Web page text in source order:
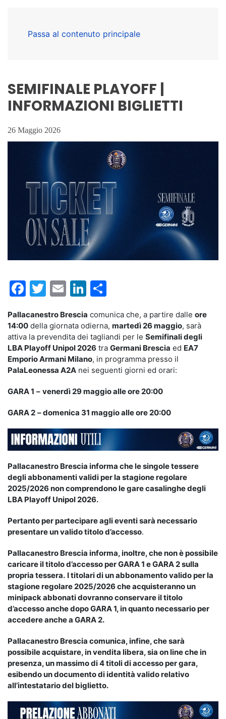
Passa al contenuto principale
SEMIFINALE PLAYOFF |
INFORMAZIONI BIGLIETTI
26 Maggio 2026
Facebook
Twitter
EmailLinkedIn
Pallacanestro Brescia comunica che, a partire dalle ore
14:00 della giornata odierna, martedì 26 maggio, sarà
attiva la prevendita dei tagliandi per le Semifinali degli
LBA Playoff Unipol 2026 tra Germani Brescia ed EA7
Emporio Armani Milano, in programma presso il
PalaLeonessa A2A nei seguenti giorni ed orari:
GARA 1 – venerdì 29 maggio alle ore 20:00
GARA 2 – domenica 31 maggio alle ore 20:00
Pallacanestro Brescia informa che le singole tessere
degli abbonamenti validi per la stagione regolare
2025/2026 non comprendono le gare casalinghe degli
LBA Playoff Unipol 2026.
Pertanto per partecipare agli eventi sarà necessario
presentare un valido titolo d’accesso.
Pallacanestro Brescia informa, inoltre, che non è possibile
caricare il titolo d’accesso per GARA 1 e GARA 2 sulla
propria tessera. I titolaridi un abbonamento valido per la
stagione regolare 2025/2026 che acquisteranno un
minipack abbonati dovranno conservare il titolo
d’accesso anche dopo GARA 1, in quanto necessario per
accedere anche a GARA 2.
Pallacanestro Brescia comunica, infine, che sarà
possibile acquistare, in vendita libera, sia on line che in
presenza, un massimo di 4 titoli di accesso per gara,
esibendo un documento di identità valido relativo
all’intestatario del biglietto.